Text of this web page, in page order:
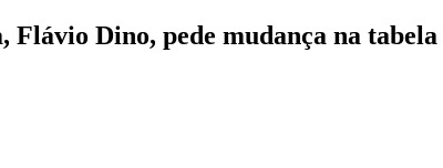
Dino, pede mudança na